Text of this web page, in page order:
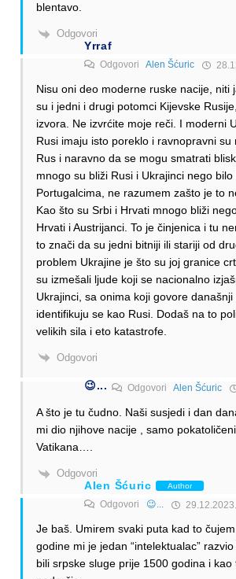
blentavo.
Odgovori
Yrraf
Odgovori Alen Šćuric
Nisu oni deo moderne ruske nacije, niti
su i jedni i drugi potomci Kijevske
izvora. Ne izvrćite moje reči. I moderni
Rusi imaju isto poreklo i ravnopravni su
Rus i naravno da se mogu smatrati
mnogo su bliži Rusi i Ukrajinci nego
Portugalcima, ne razumem zašto je to
Kao što su Srbi i Hrvati mnogo bliži
Hrvati i Austrijanci. To je činjenica i tu
to znači da su jedni bitniji ili stariji od
problem Ukrajine je što su joj granice
su izmešali ljude koji se nacionalno
Ukrajinci, sa onima koji govore današnji
identifikuju se kao Rusi. Dodaš na to
velikih sila i eto katastrofe.
Odgovori
😉... Odgovori Alen Šćuric
A što je tu čudno. Naši susjedi i dan
mi dio njihove nacije , samo
Vatikana….
Odgovori
Alen Šćuric Author
Odgovori 😉...
Je baš. Umirem svaki puta kad to
godine mi je jedan “intelektualac”
bili srpske sluge prije 1500 godina i